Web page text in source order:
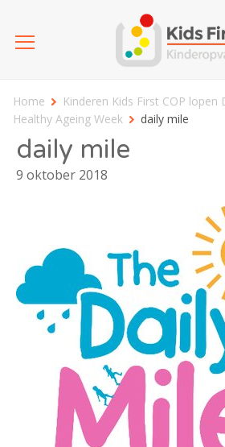
Home
Kinderen Kids First COP lopen
Healthy Ageing Week
daily mile
daily mile
9 oktober 2018